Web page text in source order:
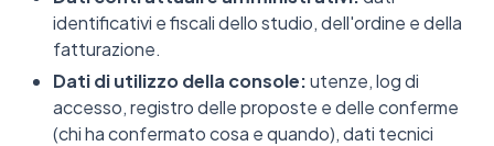
identificativi e fiscali dello studio, dell'ordine e della
fatturazione.
Dati di utilizzo della console:utenze, log di
accesso, registro delle proposte e delle conferme
(chi ha confermato cosa e quando), dati tecnici